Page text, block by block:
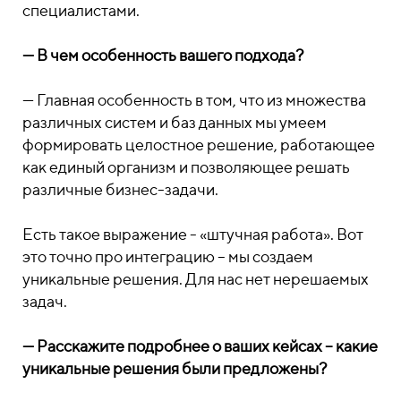
специалистами.
— В чем особенность вашего подхода?
— Главная особенность в том, что из множества
различных систем и баз данных мы умеем
формировать целостное решение, работающее
как единый организм и позволяющее решать
различные бизнес-задачи.
Есть такое выражение - «штучная работа». Вот
это точно про интеграцию – мы создаем
уникальные решения. Для нас нет нерешаемых
задач.
— Расскажите подробнее о ваших кейсах – какие
уникальные решения были предложены?